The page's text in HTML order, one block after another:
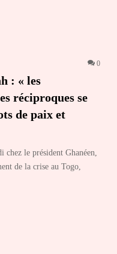
0
: « les
réciproques se
de paix et
chez le président Ghanéen,
de la crise au Togo,